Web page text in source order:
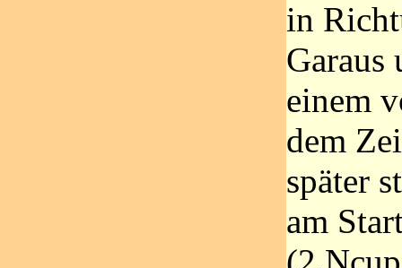
in
Garaus
einem
dem
später
am